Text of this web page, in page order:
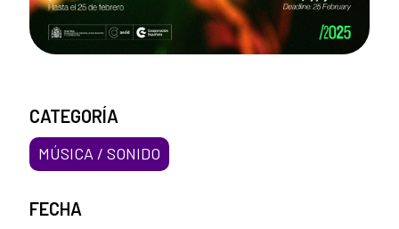
CATEGORÍA
MÚSICA / SONIDO
FECHA